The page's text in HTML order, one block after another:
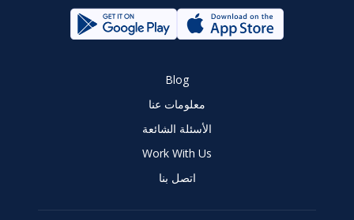
Blog
معلومات عنا
الأسئلة الشائعة
Work With Us
اتصل بنا